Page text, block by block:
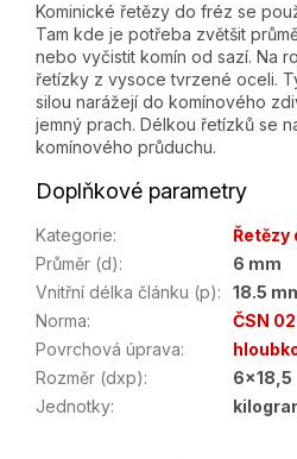
Kominické řetězy do fréz se
Tam kde je potřeba zvětšit
nebo vyčistit komín od sazí. Na
řetízky z vysoce tvrzené oceli.
silou narážejí do komínového
jemný prach. Délkou řetízků se
komínového průduchu.
Doplňkové parametry
Kategorie:
Řetězy
Průměr (d):
6 mm
Vnitřní délka článku (p):
18.5
Norma:
ČSN
Povrchová úprava:
Rozměr (dxp):
6x18,5
Jednotky: